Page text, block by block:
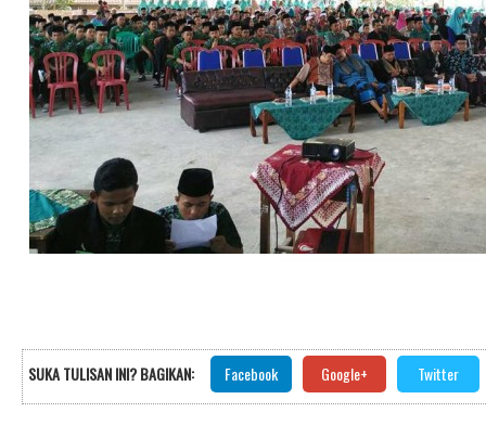
SUKA TULISAN INI? BAGIKAN: Facebook Google+ Twitter